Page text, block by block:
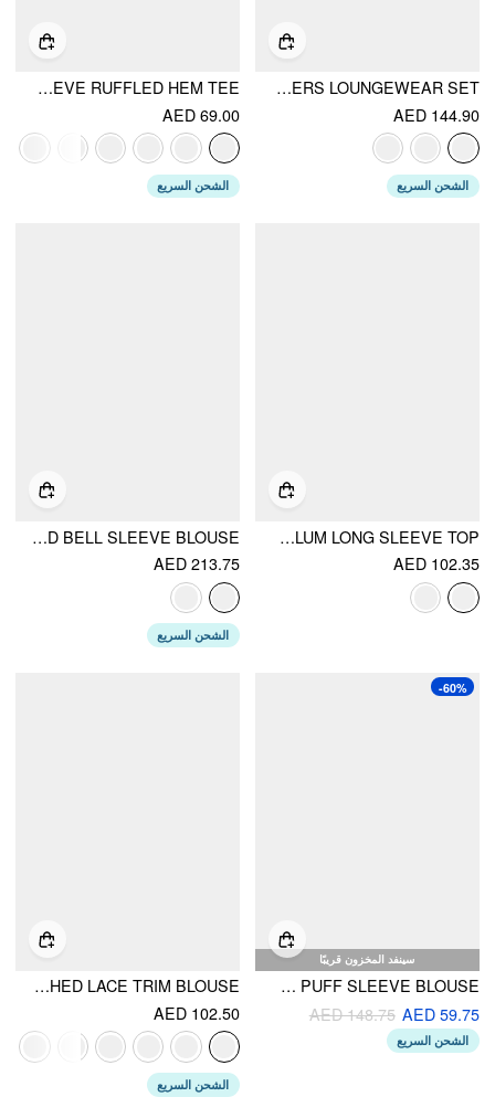
COTTON-BLEND STRIPE DRAWSTRING RUFFLE HEM TANK TOP & LOW RISE DRAWSTRING TROUSERS LOUNGEWEAR SET
AED 144.90
الشحن السريع
COTTON-BLEND SHORT SLEEVE RUFFLED HEM TEE
AED 69.00
الشحن السريع
COTTON-BLEND V-NECK BABYDOLL LACE TRIM PEPLUM LONG SLEEVE TOP
AED 102.35
CHIFFON V-NECK KNOTTED RUFFLED BELL SLEEVE BLOUSE
AED 213.75
الشحن السريع
سينفد المخزون قريبًا
-60%
COTTON BOWKNOT TWO TONE BRODERIE ANGLAISE PUFF SLEEVE BLOUSE
AED 59.75
AED 148.75
الشحن السريع
COTTON-BLEND SCOOP NECKLINE PUFF SLEEVE RUCHED LACE TRIM BLOUSE
AED 102.50
الشحن السريع